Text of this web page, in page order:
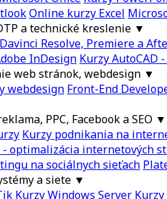
Online kurzy Excel
a technické kreslenie ▼
Resolve, Premiere a
InDesign Kurzy AutoCAD
web stránok, webdesign ▼
webdesign Front-End
PPC, Facebook a SEO ▼
Kurzy podnikania na
- optimalizácia internetových
na sociálnych sieťach
a siete ▼
Kurzy Windows Server